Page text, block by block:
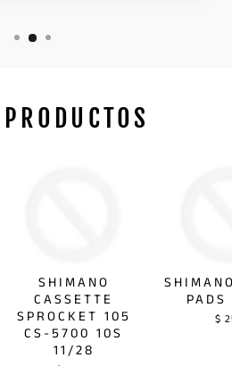
SHIMANO
CASSETTE
SPROCKET 105
CS-5700 10S
11/28
$